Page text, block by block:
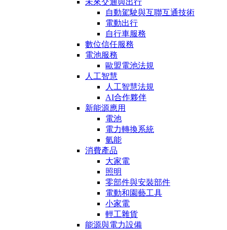
自動駕駛與互聯互通技術
電動出行
自行車服務
數位信任服務
電池服務
歐盟電池法規
人工智慧
人工智慧法規
AI合作夥伴
新能源應用
電池
電力轉換系統
氫能
消費產品
大家電
照明
零部件與安裝部件
電動和園藝工具
小家電
輕工雜貨
能源與電力設備